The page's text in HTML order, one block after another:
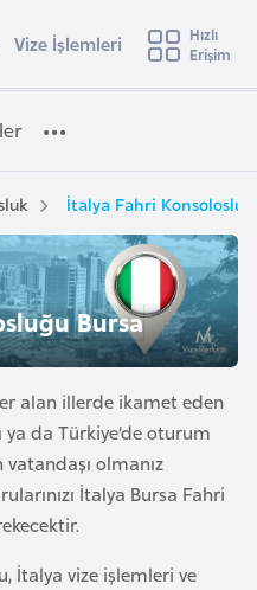
e
t
i
ş
i
Vize İşlemleri
Hızlı
Erişim
İtalya Fahri
Bursa
alan illerde ikamet eden
da Türkiye’de oturum
olmanız
İtalya Bursa Fahri
İtalya vize işlemleri ve